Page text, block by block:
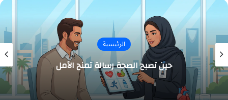
الرئيسية
حين تصبح الصحة رسالة تمنح الأمل